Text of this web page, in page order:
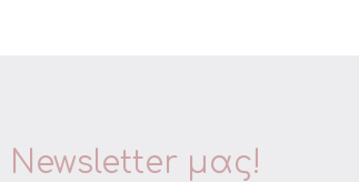
Newsletter μας!